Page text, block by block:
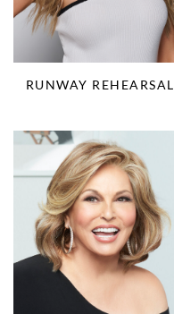
RUNWAY REHEARSAL